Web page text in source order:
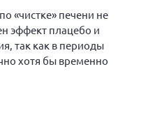
«чистке» печени не
эффект плацебо и
так как в периоды
хотя бы временно